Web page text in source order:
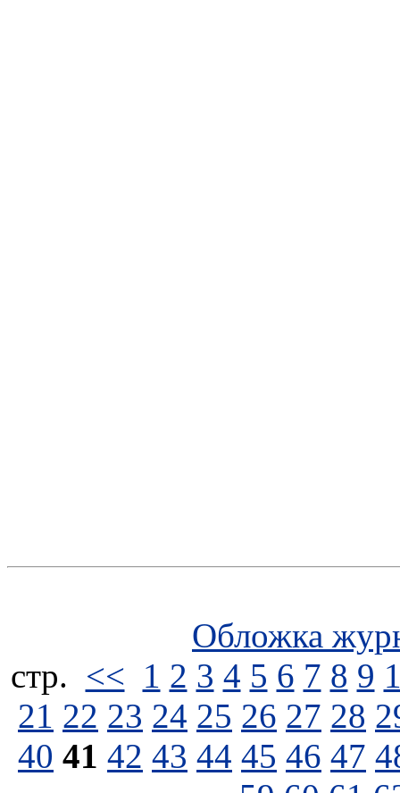
Обложка
стp. << 1 2 3 4 5 6 7 8 9
21 22 23 24 25 26 27 28
40 41 42 43 44 45 46 47